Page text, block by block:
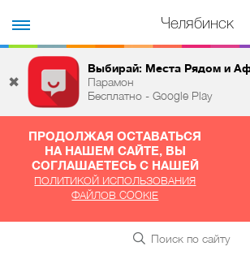
✖
Парамон
Бесплатно - Google Play
ПРОДОЛЖАЯ ОСТАВАТЬСЯ
НА НАШЕМ САЙТЕ, ВЫ
СОГЛАШАЕТЕСЬ С НАШЕЙ
ПОЛИТИКОЙ ИСПОЛЬЗОВАНИЯ
ФАЙЛОВ COOKIE
Челябинск